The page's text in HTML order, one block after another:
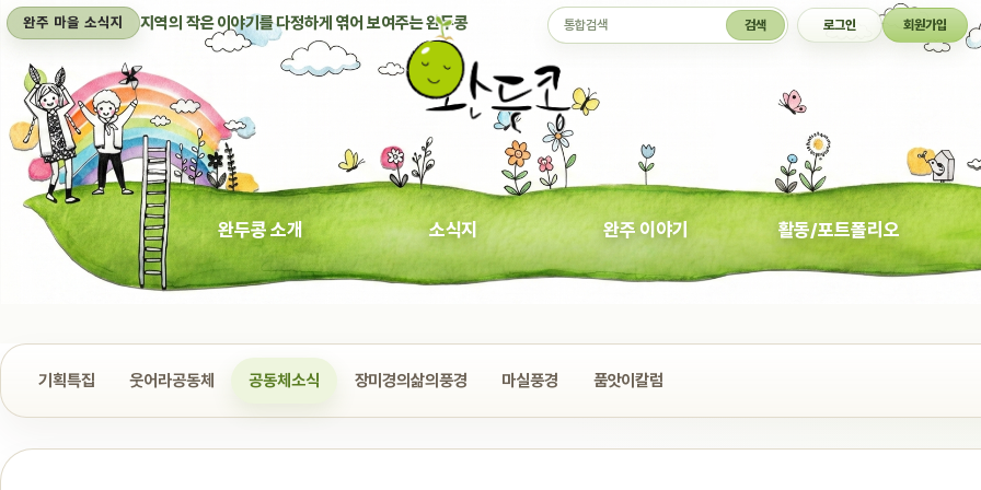
완주 마을 소식지 지역의 작은 이야기를 다정하게 엮어 보여주는 완두콩 통합검색 검색 로그인 회원가입
완두콩 소개 소식지 완주 이야기 활동/포트폴리오
기획특집 웃어라공동체 공동체소식 장미경의삶의풍경 마실풍경 품앗이칼럼